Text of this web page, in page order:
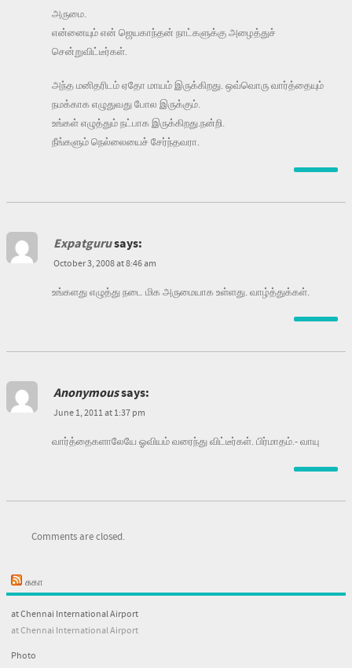
அருமை.
என்னையும் என் ஜெயகாந்தன் நாட்களுக்கு அழைத்துச்
சென்றுவிட்டீர்கள்.
அந்த மனிதரிடம் ஏதோ மாயம் இருக்கிறது. ஒவ்வொரு வார்த்தையும்
நமக்காக எழுதுவது போல இருக்கும்.
உங்கள் எழுத்தும் நட்பாக இருக்கிறது.நன்றி.
நீங்களும் நெல்லையைச் சேர்ந்தவரா.
Expatgurusays:
October 3, 2008 at 8:46 am
உங்களது எழுத்து நடை மிக அருமையாக உள்ளது. வாழ்த்துக்கள்.
Anonymoussays:
June 1, 2011 at 1:37 pm
வார்த்தைகளாலேயே ஓவியம் வரைந்து விட்டீர்கள். பிர்மாதம்.- வாயு
Comments are closed.
சுகா
at Chennai International Airport
at Chennai International Airport
Photo